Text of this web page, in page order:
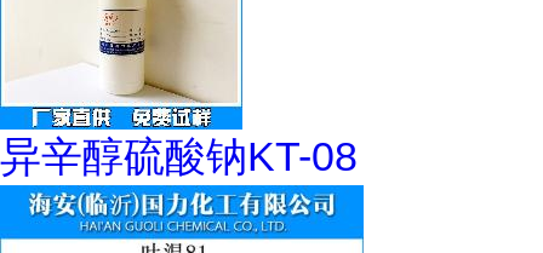
异辛醇硫酸钠KT-08